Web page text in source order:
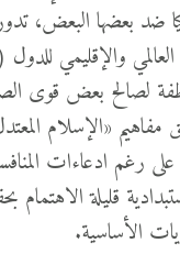
ضد بعضها البعض،
والإقليمي
لصالح بعض قوى
مفاهيم «الإسلام
رغم ادعاءات
قليلة الاهتمام
الأساسية.